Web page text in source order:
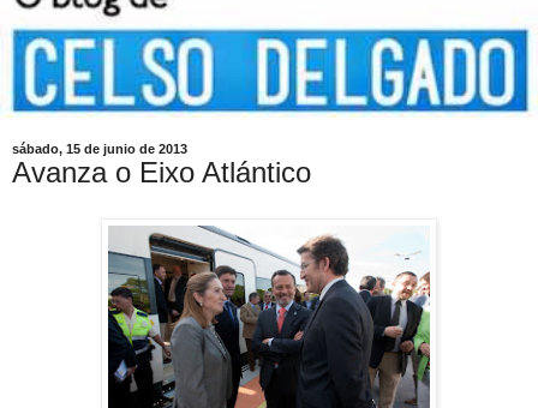
sábado, 15 de junio de 2013
Avanza o Eixo Atlántico